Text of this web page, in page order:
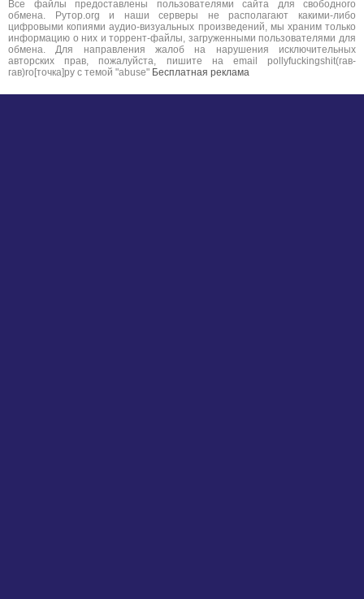
Все файлы предоставлены пользователями сайта для свободного
обмена. Рутор.org и наши серверы не располагают какими-либо
цифровыми копиями аудио-визуальных произведений, мы храним только
информацию о них и торрент-файлы, загруженными пользователями для
обмена. Для направления жалоб на нарушения исключительных
авторских прав, пожалуйста, пишите на email pollyfuckingshit(гав-
гав)ro[точка]ру с темой "abuse" Бесплатная реклама